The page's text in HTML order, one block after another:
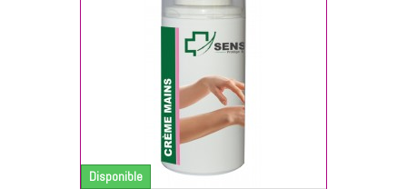
Disponible